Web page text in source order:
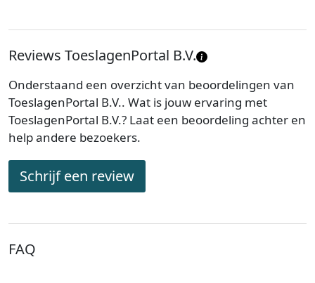
Reviews ToeslagenPortal B.V.
Onderstaand een overzicht van beoordelingen van
ToeslagenPortal B.V.. Wat is jouw ervaring met
ToeslagenPortal B.V.? Laat een beoordeling achter en
help andere bezoekers.
Schrijf een review
FAQ